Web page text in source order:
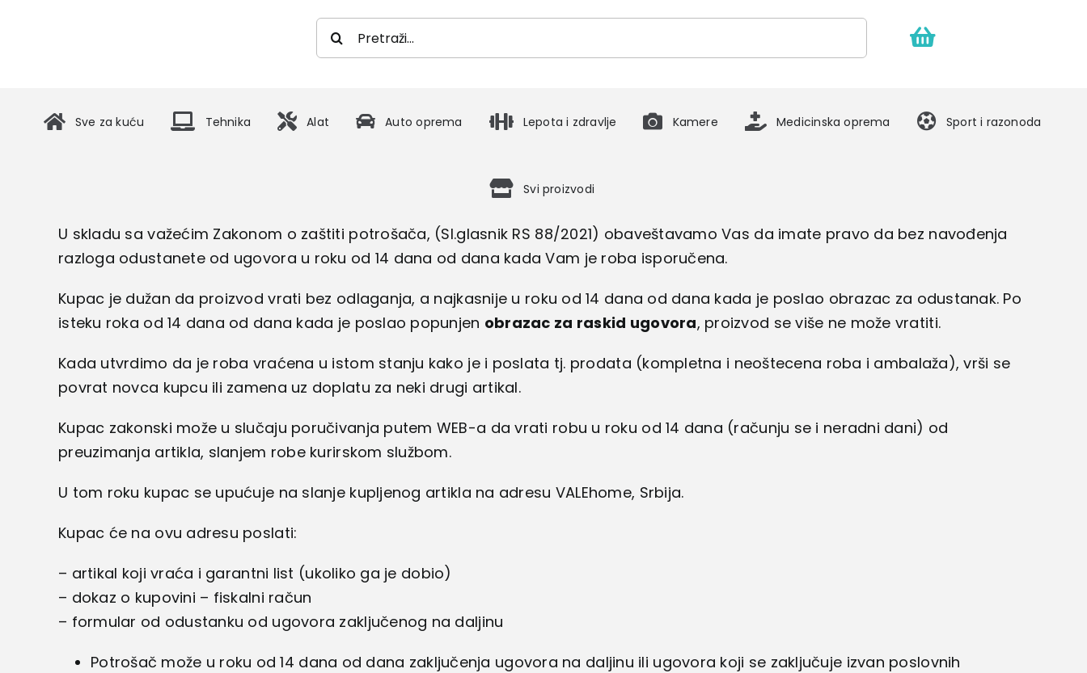
Search
for:
Sve za kuću Tehnika Alat Auto oprema Lepota i zdravlje Kamere Medicinska oprema Sport i razonoda
Svi proizvodi
U skladu sa važećim Zakonom o zaštiti potrošača, (Sl.glasnik RS 88/2021) obaveštavamo Vas da imate pravo da bez navođenja
razloga odustanete od ugovora u roku od 14 dana od dana kada Vam je roba isporučena.
Kupac je dužan da proizvod vrati bez odlaganja, a najkasnije u roku od 14 dana od dana kada je poslao obrazac za odustanak. Po
isteku roka od 14 dana od dana kada je poslao popunjen obrazac za raskid ugovora, proizvod se više ne može vratiti.
Kada utvrdimo da je roba vraćena u istom stanju kako je i poslata tj. prodata (kompletna i neoštecena roba i ambalaža), vrši se
povrat novca kupcu ili zamena uz doplatu za neki drugi artikal.
Kupac zakonski može u slučaju poručivanja putem WEB-a da vrati robu u roku od 14 dana (računju se i neradni dani) od
preuzimanja artikla, slanjem robe kurirskom službom.
U tom roku kupac se upućuje na slanje kupljenog artikla na adresu VALEhome, Srbija.
Kupac će na ovu adresu poslati:
– artikal koji vraća i garantni list (ukoliko ga je dobio)
– dokaz o kupovini – fiskalni račun
– formular od odustanku od ugovora zaključenog na daljinu
Potrošač može u roku od 14 dana od dana zaključenja ugovora na daljinu ili ugovora koji se zaključuje izvan poslovnih